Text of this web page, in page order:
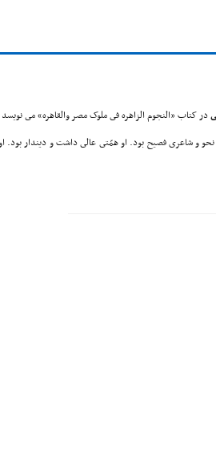
در کتاب «النجوم الزاهره فى ملوک مصر والقاهره» مى
و شاعرى فصیح بود. او همّتى عالى داشت و دیندار بود.